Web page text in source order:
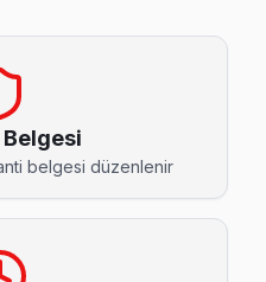
TV arızaları için sık bizi
→
belgesi düzenlenir